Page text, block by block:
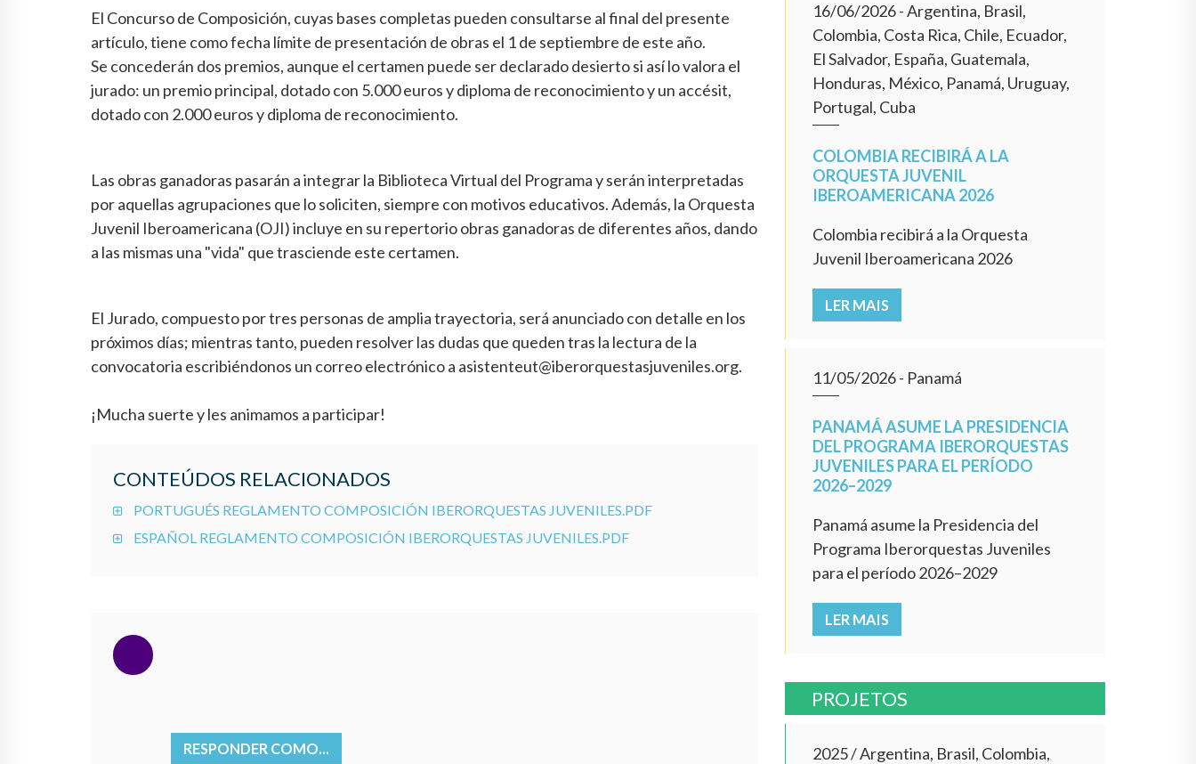
El Concurso de Composición, cuyas bases completas pueden consultarse al final del presente
artículo, tiene como fecha límite de presentación de obras el 1 de septiembre de este año.
Se concederán dos premios, aunque el certamen puede ser declarado desierto si así lo valora el
jurado: un premio principal, dotado con 5.000 euros y diploma de reconocimiento y un accésit,
dotado con 2.000 euros y diploma de reconocimiento.
Las obras ganadoras pasarán a integrar la Biblioteca Virtual del Programa y serán interpretadas
por aquellas agrupaciones que lo soliciten, siempre con motivos educativos. Además, la Orquesta
Juvenil Iberoamericana (OJI) incluye en su repertorio obras ganadoras de diferentes años, dando
a las mismas una "vida" que trasciende este certamen.
El Jurado, compuesto por tres personas de amplia trayectoria, será anunciado con detalle en los
próximos días; mientras tanto, pueden resolver las dudas que queden tras la lectura de la
convocatoria escribiéndonos un correo electrónico a asistenteut@iberorquestasjuveniles.org.
¡Mucha suerte y les animamos a participar!
CONTEÚDOS RELACIONADOS
PORTUGUÉS REGLAMENTO COMPOSICIÓN IBERORQUESTAS JUVENILES.PDF
ESPAÑOL REGLAMENTO COMPOSICIÓN IBERORQUESTAS JUVENILES.PDF
RESPONDER COMO...
16/06/2026- Argentina, Brasil,
Colombia, Costa Rica, Chile, Ecuador,
El Salvador, España, Guatemala,
Honduras, México, Panamá, Uruguay,
Portugal, Cuba
COLOMBIA RECIBIRÁ A LA
ORQUESTA JUVENIL
IBEROAMERICANA 2026
Colombia recibirá a la Orquesta
Juvenil Iberoamericana 2026
LER MAIS
11/05/2026- Panamá
PANAMÁ ASUME LA PRESIDENCIA
DEL PROGRAMA IBERORQUESTAS
JUVENILES PARA EL PERÍODO
2026–2029
Panamá asume la Presidencia del
Programa Iberorquestas Juveniles
para el período 2026–2029
LER MAIS
PROJETOS
2025/Argentina, Brasil, Colombia,